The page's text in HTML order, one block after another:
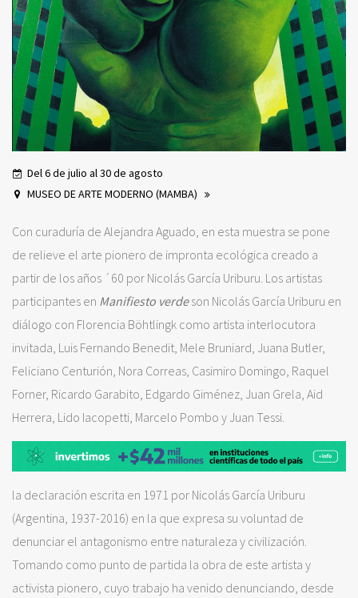
Del 6 de julio al 30 de agosto
MUSEO DE ARTE MODERNO (MAMBA)
Con curaduría de Alejandra Aguado, en esta muestra se pone
de relieve el arte pionero de impronta ecológica creado a
partir de los años ´60 por Nicolás García Uriburu. Los artistas
participantes en Manifiesto verdeson Nicolás García Uriburu en
diálogo con Florencia Böhtlingk como artista interlocutora
invitada, Luis Fernando Benedit, Mele Bruniard, Juana Butler,
Feliciano Centurión, Nora Correas, Casimiro Domingo, Raquel
Forner, Ricardo Garabito, Edgardo Giménez, Juan Grela, Aid
Herrera, Lido Iacopetti, Marcelo Pombo y Juan Tessi.
la declaración escrita en 1971 por Nicolás García Uriburu
(Argentina, 1937-2016) en la que expresa su voluntad de
denunciar el antagonismo entre naturaleza y civilización.
Tomando como punto de partida la obra de este artista y
activista pionero, cuyo trabajo ha venido denunciando, desde